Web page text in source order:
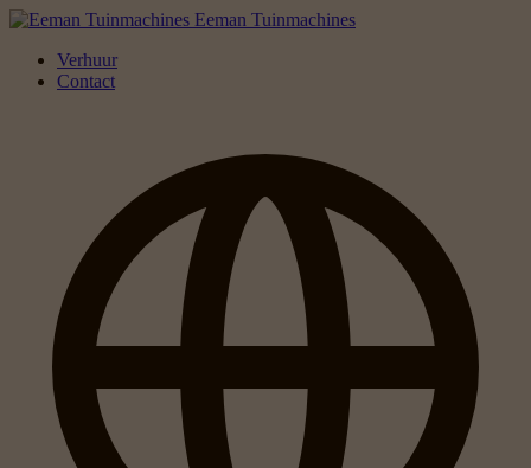
Eeman Tuinmachines
Verhuur
Contact